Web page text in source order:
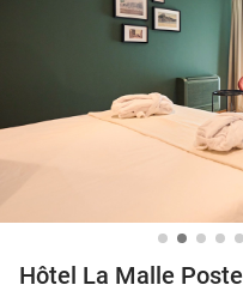
Hôtel La Malle Poste